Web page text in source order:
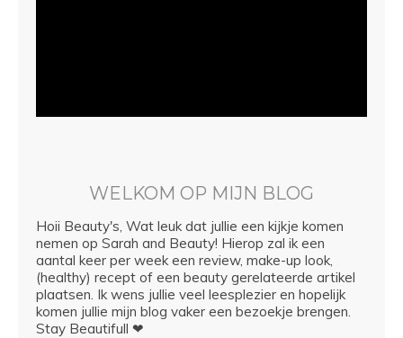
WELKOM OP MIJN BLOG
Hoii Beauty's, Wat leuk dat jullie een kijkje komen
nemen op Sarah and Beauty! Hierop zal ik een
aantal keer per week een review, make-up look,
(healthy) recept of een beauty gerelateerde artikel
plaatsen. Ik wens jullie veel leesplezier en hopelijk
komen jullie mijn blog vaker een bezoekje brengen.
Stay Beautifull ❤